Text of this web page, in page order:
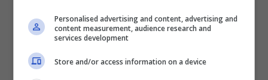
che ha fatto della velocità di esecuzione il suo
con scala tachimetrica è lì a ricordare le
Personalised advertising and content, advertising and
content measurement, audience research and
services development
Store and/or access information on a device